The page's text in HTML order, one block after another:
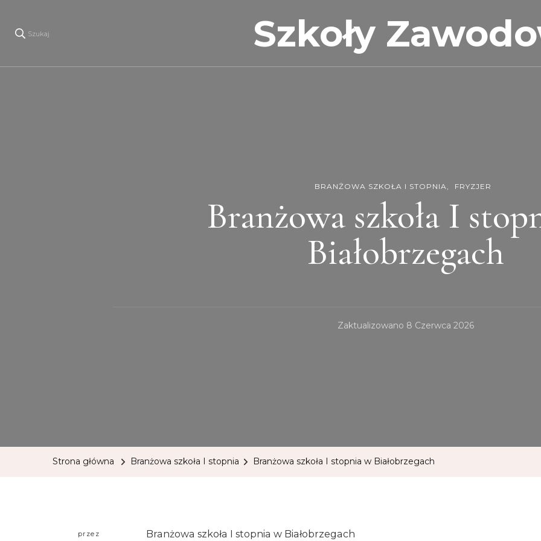
Szukaj Szkoły
BRANŻOWA SZKOŁA I STOPNIA FRYZJER
Branżowa szkoła I
Białobrzegach
Zaktualizowano 8 Czerwca 2026
Strona główna Branżowa szkoła I stopnia Branżowa szkoła I stopnia w Białobrzegach
przez Branżowa szkoła I stopnia w Białobrzegach